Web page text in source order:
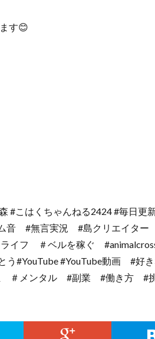
ます😊
#こはくちゃんねる2424 #毎日
音 #無言実況 #島クリエイタ
イフ ＃ベルを稼ぐ
う#YouTube #YouTube動画 #
＃メンタル #副業 #働き方 #